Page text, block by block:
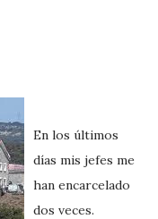
En los últimos
días mis jefes me
han encarcelado
dos veces.